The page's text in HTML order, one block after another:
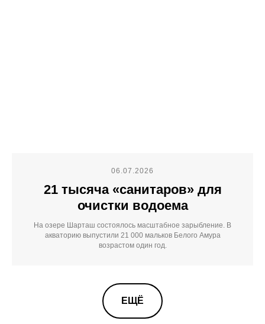
06.07.2026
21 тысяча «санитаров» для
очистки водоема
На озере Шарташ состоялось масштабное зарыбление. В
акваторию выпустили 21 000 мальков Белого Амура
возрастом один год.
ЕЩЁ